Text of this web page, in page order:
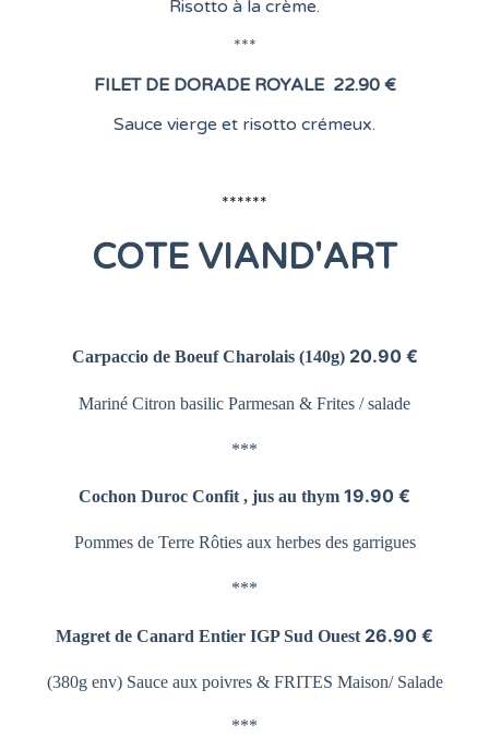
Risotto à la crème.
***
FILET DE DORADE ROYALE 22.90 €
Sauce vierge et risotto crémeux.
******
COTE VIAND'ART
Carpaccio de Boeuf Charolais (140g) 20.90 €
Mariné Citron basilic Parmesan & Frites / salade
***
Cochon Duroc Confit , jus au thym 19.90 €
Pommes de Terre Rôties aux herbes des garrigues
***
Magret de Canard Entier IGP Sud Ouest 26.90 €
(380g env) Sauce aux poivres & FRITES Maison/ Salade
***